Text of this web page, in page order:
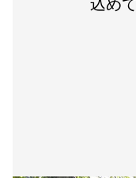
込め